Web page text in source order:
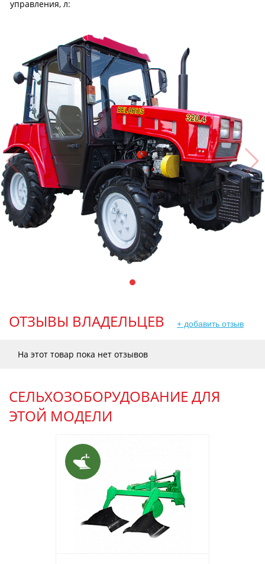
управления, л:
ОТЗЫВЫ ВЛАДЕЛЬЦЕВ + добавить отзыв
На этот товар пока нет отзывов
СЕЛЬХОЗОБОРУДОВАНИЕ ДЛЯ
ЭТОЙ МОДЕЛИ